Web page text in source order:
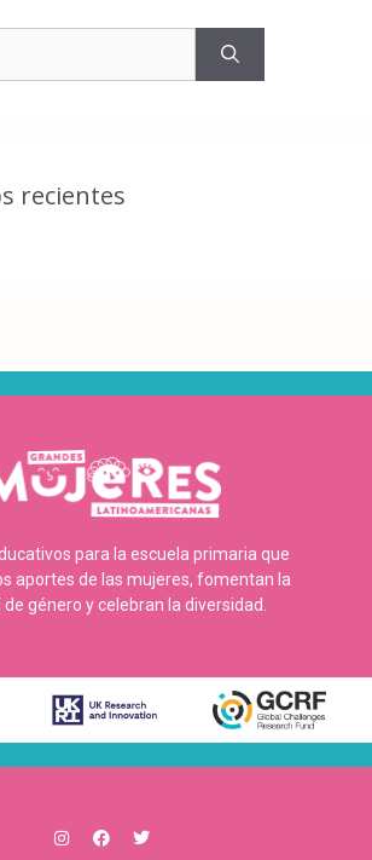
recientes
para la escuela primaria que
aportes de las mujeres, fomentan la
género y celebran la diversidad.